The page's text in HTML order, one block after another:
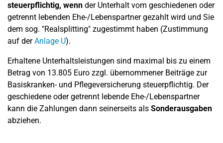
steuerpflichtig, wenn der Unterhalt vom geschiedenen oder
getrennt lebenden Ehe-/Lebenspartner gezahlt wird und Sie
dem sog. "Realsplitting" zugestimmt haben (Zustimmung
auf derAnlage U).
Erhaltene Unterhaltsleistungen sind maximal bis zu einem
Betrag von 13.805 Euro zzgl. übernommener Beiträge zur
Basiskranken- und Pflegeversicherung steuerpflichtig. Der
geschiedene oder getrennt lebende Ehe-/Lebenspartner
kann die Zahlungen dann seinerseits als Sonderausgaben
abziehen.